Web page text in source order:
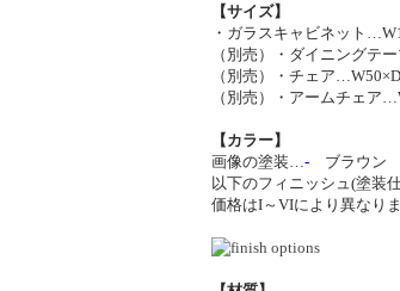
【サイズ】
・ガラスキャビネット
（別売）・ダイニングテ
（別売）・チェア
（別売）・アームチェア
【カラー】
画像の塗装…- ブラウン
以下のフィニッシュ(塗装
価格はI～VIにより異なり